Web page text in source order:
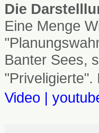
Die
Eine Menge
Banter Sees,
Video |